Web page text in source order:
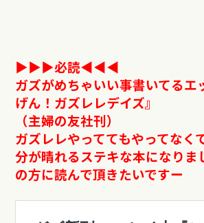
▶︎▶︎▶︎必読◀︎︎︎︎︎︎◀︎◀︎
ガズがめちゃいい事書いてるエ
げん！ガズレレデイズ』
（主婦の友社刊）
ガズレレやっててもやってなく
分が晴れるステキな本になりま
の方に読んで頂きたいですー